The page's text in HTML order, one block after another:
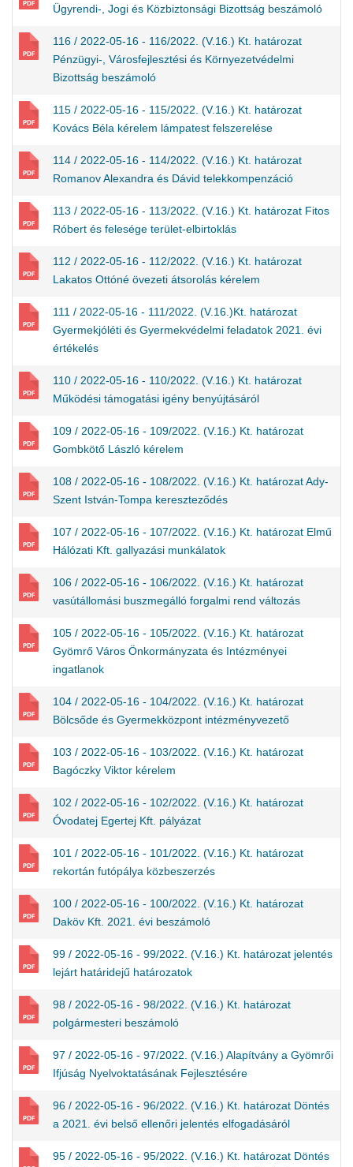
Ügyrendi-, Jogi és Közbiztonsági Bizottság beszámoló
116 / 2022-05-16 - 116/2022. (V.16.) Kt. határozat
Pénzügyi-, Városfejlesztési és Környezetvédelmi
Bizottság beszámoló
115 / 2022-05-16 - 115/2022. (V.16.) Kt. határozat
Kovács Béla kérelem lámpatest felszerelése
114 / 2022-05-16 - 114/2022. (V.16.) Kt. határozat
Romanov Alexandra és Dávid telekkompenzáció
113 / 2022-05-16 - 113/2022. (V.16.) Kt. határozat Fitos
Róbert és felesége terület-elbirtoklás
112 / 2022-05-16 - 112/2022. (V.16.) Kt. határozat
Lakatos Ottóné övezeti átsorolás kérelem
111 / 2022-05-16 - 111/2022. (V.16.)Kt. határozat
Gyermekjóléti és Gyermekvédelmi feladatok 2021. évi
értékelés
110 / 2022-05-16 - 110/2022. (V.16.) Kt. határozat
Működési támogatási igény benyújtásáról
109 / 2022-05-16 - 109/2022. (V.16.) Kt. határozat
Gombkötő László kérelem
108 / 2022-05-16 - 108/2022. (V.16.) Kt. határozat Ady-
Szent István-Tompa kereszteződés
107 / 2022-05-16 - 107/2022. (V.16.) Kt. határozat Elmű
Hálózati Kft. gallyazási munkálatok
106 / 2022-05-16 - 106/2022. (V.16.) Kt. határozat
vasútállomási buszmegálló forgalmi rend változás
105 / 2022-05-16 - 105/2022. (V.16.) Kt. határozat
Gyömrő Város Önkormányzata és Intézményei
ingatlanok
104 / 2022-05-16 - 104/2022. (V.16.) Kt. határozat
Bölcsőde és Gyermekközpont intézményvezető
103 / 2022-05-16 - 103/2022. (V.16.) Kt. határozat
Bagóczky Viktor kérelem
102 / 2022-05-16 - 102/2022. (V.16.) Kt. határozat
Óvodatej Egertej Kft. pályázat
101 / 2022-05-16 - 101/2022. (V.16.) Kt. határozat
rekortán futópálya közbeszerzés
100 / 2022-05-16 - 100/2022. (V.16.) Kt. határozat
Daköv Kft. 2021. évi beszámoló
99 / 2022-05-16 - 99/2022. (V.16.) Kt. határozat jelentés
lejárt határidejű határozatok
98 / 2022-05-16 - 98/2022. (V.16.) Kt. határozat
polgármesteri beszámoló
97 / 2022-05-16 - 97/2022. (V.16.) Alapítvány a Gyömrői
Ifjúság Nyelvoktatásának Fejlesztésére
96 / 2022-05-16 - 96/2022. (V.16.) Kt. határozat Döntés
a 2021. évi belső ellenőri jelentés elfogadásáról
95 / 2022-05-16 - 95/2022. (V.16.) Kt. határozat Döntés